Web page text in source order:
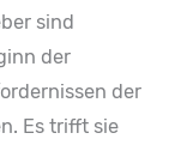
sind
der
der
Es trifft sie